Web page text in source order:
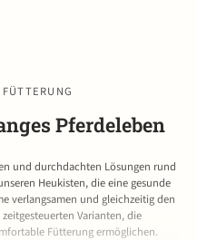
Pferdeleben
und durchdachten Lösungen rund
Heukisten, die eine gesunde
verlangsamen und gleichzeitig den
Varianten, die
Fütterung ermöglichen.